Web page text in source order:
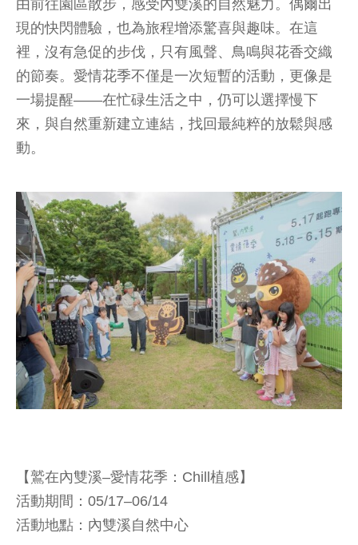
由前往園區散步，感受內雙溪的自然魅力。偶爾出
現的快閃體驗，也為旅程增添驚喜與趣味。在這
裡，沒有急促的步伐，只有風聲、鳥鳴與花香交織
的節奏。愛情花季不僅是一次短暫的活動，更像是
一場提醒——在忙碌生活之中，仍可以選擇慢下
來，與自然重新建立連結，找回最純粹的放鬆與感
動。
【鷲在內雙溪–愛情花季：Chill植感】
活動期間：05/17–06/14
活動地點：內雙溪自然中心